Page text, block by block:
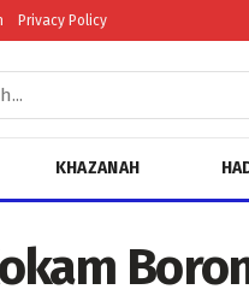
Privacy Policy
KHAZANAH